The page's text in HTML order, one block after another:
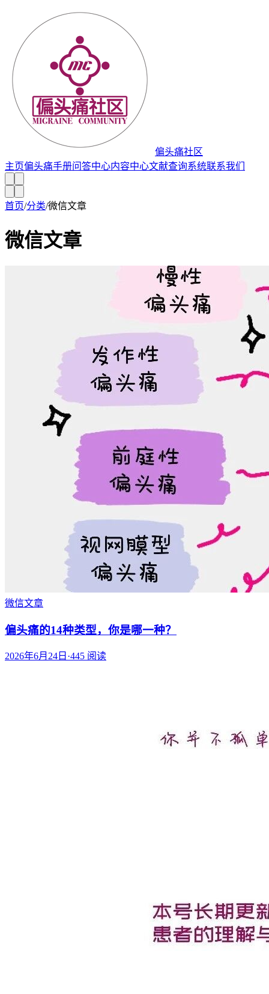
偏头痛社区
主页偏头痛手册问答中心内容中心文献查询系统联系我们
首页/分类/微信文章
微信文章
微信文章
偏头痛的14种类型，你是哪一种？
2026年6月24日 ·445 阅读